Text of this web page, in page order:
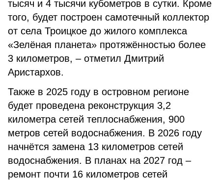
тысяч и 4 тысячи кубометров в сутки. Кроме
того, будет построен самотечный коллектор
от села Троицкое до жилого комплекса
«Зелёная планета» протяжённостью более
3 километров, – отметил Дмитрий
Аристархов.
Также в 2025 году в островном регионе
будет проведена реконструкция 3,2
километра сетей теплоснабжения, 900
метров сетей водоснабжения. В 2026 году
начнётся замена 13 километров сетей
водоснабжения. В планах на 2027 год –
ремонт почти 16 километров сетей